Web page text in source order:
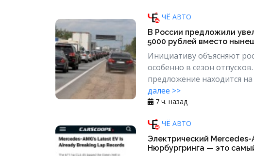
ЧЁ АВТО
В России предложили
5000 рублей вместо
Инициативу объясняют
особенно в сезон
предложение находится
далее >>
7 ч. назад
ЧЁ АВТО
Электрический Mercedes-
Нюрбургринга — это